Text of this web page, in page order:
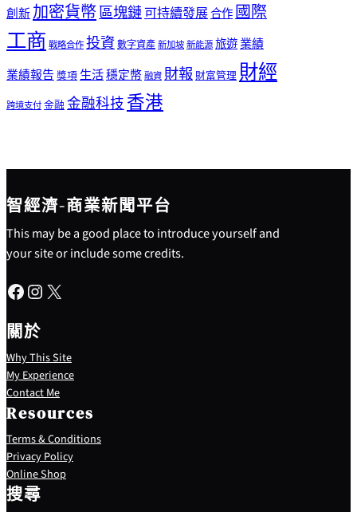
創新加密貨幣區塊鏈可持續發展合作國際
工商戰略合作投資數字資產新加坡新能源旅遊業績
業績報告獎項生活穩定幣融資財報 財富管理財經
跨境支付金融 金融科技香港
智經濟-商業新聞平台
This may be a good place to introduce yourself and
your site or include some credits.
Facebook Instagram X
關於
Why This Site
My Experience
Contact Me
Resources
Terms & Conditions
Privacy Policy
Online Shop
搜尋
S
e
a